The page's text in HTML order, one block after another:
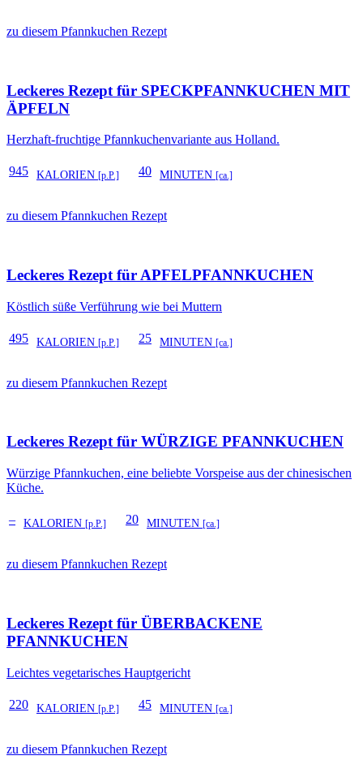
zu diesem Pfannkuchen Rezept
Leckeres Rezept für SPECKPFANNKUCHEN MIT
ÄPFELN
Herzhaft-fruchtige Pfannkuchenvariante aus Holland.
945 KALORIEN [p.P.] 40 MINUTEN [ca.]
zu diesem Pfannkuchen Rezept
Leckeres Rezept für APFELPFANNKUCHEN
Köstlich süße Verführung wie bei Muttern
495 KALORIEN [p.P.] 25 MINUTEN [ca.]
zu diesem Pfannkuchen Rezept
Leckeres Rezept für WÜRZIGE PFANNKUCHEN
Würzige Pfannkuchen, eine beliebte Vorspeise aus der chinesischen
Küche.
– KALORIEN [p.P.] 20 MINUTEN [ca.]
zu diesem Pfannkuchen Rezept
Leckeres Rezept für ÜBERBACKENE
PFANNKUCHEN
Leichtes vegetarisches Hauptgericht
220 KALORIEN [p.P.] 45 MINUTEN [ca.]
zu diesem Pfannkuchen Rezept